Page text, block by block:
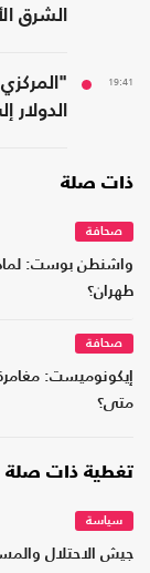
الشرق
19:41
الدولار
ذات صلة
صحافة
واشنطن بوست:
طهران؟
صحافة
إيكونوميست:
متى؟
تغطية ذات صلة
سياسة
جيش الاحتلال